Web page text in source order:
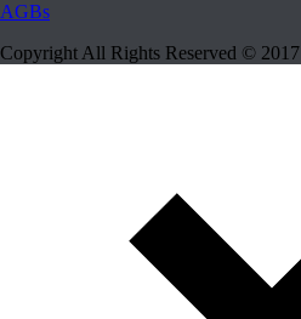
AGBs
Copyright All Rights Reserved © 2017